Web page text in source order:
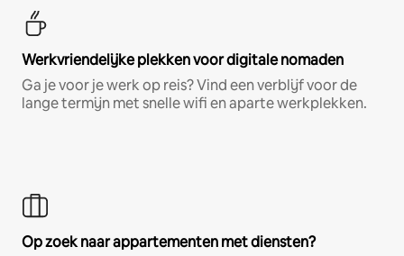
Werkvriendelijke plekken voor digitale nomaden
Ga je voor je werk op reis? Vind een verblijf voor de
lange termijn met snelle wifi en aparte werkplekken.
Op zoek naar appartementen met diensten?